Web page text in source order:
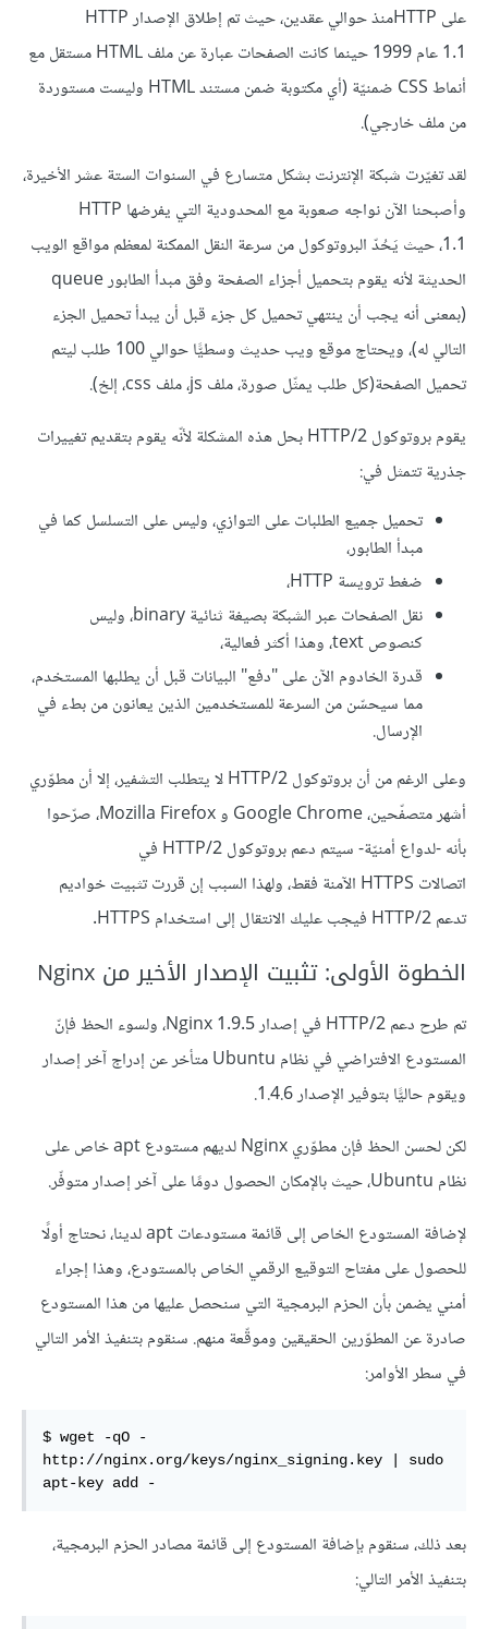
على HTTPمنذ حوالي عقدين، حيث تم إطلاق الإصدار HTTP
1.1 عام 1999 حينما كانت الصفحات عبارة عن ملف HTML مستقل مع
أنماط CSS ضمنيّة (أي مكتوبة ضمن مستند HTML وليست مستوردة
من ملف خارجي).
لقد تغيّرت شبكة الإنترنت بشكل متسارع في السنوات الستة عشر الأخيرة،
وأصبحنا الآن نواجه صعوبة مع المحدودية التي يفرضها HTTP
1.1، حيث يَحُدّ البروتوكول من سرعة النقل الممكنة لمعظم مواقع الويب
الحديثة لأنه يقوم بتحميل أجزاء الصفحة وفق مبدأ الطابور queue
(بمعنى أنه يجب أن ينتهي تحميل كل جزء قبل أن يبدأ تحميل الجزء
التالي له)، ويحتاج موقع ويب حديث وسطيًّا حوالي 100 طلب ليتم
تحميل الصفحة(كل طلب يمثّل صورة، ملف js، ملف css، إلخ).
يقوم بروتوكول HTTP/2 بحل هذه المشكلة لأنّه يقوم بتقديم تغييرات
جذرية تتمثل في:
تحميل جميع الطلبات على التوازي، وليس على التسلسل كما في
مبدأ الطابور،
ضغط ترويسة HTTP،
نقل الصفحات عبر الشبكة بصيغة ثنائية binary، وليس
كنصوص text، وهذا أكثر فعالية،
قدرة الخادوم الآن على "دفع" البيانات قبل أن يطلبها المستخدم،
مما سيحسّن من السرعة للمستخدمين الذين يعانون من بطء في
الإرسال.
وعلى الرغم من أن بروتوكول HTTP/2 لا يتطلب التشفير، إلا أن مطوّري
أشهر متصفّحين، Google Chrome و Mozilla Firefox، صرّحوا
بأنه -لدواع أمنيّة- سيتم دعم بروتوكول HTTP/2 في
اتصالات HTTPS الآمنة فقط، ولهذا السبب إن قررت تثبيت خواديم
تدعم HTTP/2 فيجب عليك الانتقال إلى استخدام HTTPS.
الخطوة الأولى: تثبيت الإصدار الأخير من Nginx
تم طرح دعم HTTP/2 في إصدار Nginx 1.9.5، ولسوء الحظ فإنّ
المستودع الافتراضي في نظام Ubuntu متأخر عن إدراج آخر إصدار
ويقوم حاليًّا بتوفير الإصدار 1.4.6.
لكن لحسن الحظ فإن مطوّري Nginx لديهم مستودع apt خاص على
نظام Ubuntu، حيث بالإمكان الحصول دومًا على آخر إصدار متوفّر.
لإضافة المستودع الخاص إلى قائمة مستودعات apt لدينا، نحتاج أولًا
للحصول على مفتاح التوقيع الرقمي الخاص بالمستودع، وهذا إجراء
أمني يضمن بأن الحزم البرمجية التي سنحصل عليها من هذا المستودع
صادرة عن المطوّرين الحقيقين وموقّعة منهم. سنقوم بتنفيذ الأمر التالي
في سطر الأوامر:
$ wget -qO -
http://nginx.org/keys/nginx_signing.key | sudo
apt-key add -
بعد ذلك، سنقوم بإضافة المستودع إلى قائمة مصادر الحزم البرمجية،
بتنفيذ الأمر التالي: